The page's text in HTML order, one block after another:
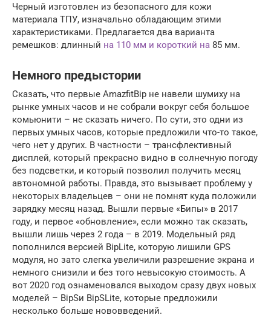
Черный изготовлен из безопасного для кожи
материала ТПУ, изначально обладающим этими
характеристиками. Предлагается два варианта
ремешков: длинный на 110 мм и короткий на 85 мм.
Немного предыстории
Сказать, что первые AmazfitBip не навели шумиху на
рынке умных часов и не собрали вокруг себя большое
комьюнити – не сказать ничего. По сути, это одни из
первых умных часов, которые предложили что-то такое,
чего нет у других. В частности – трансфлективный
дисплей, который прекрасно видно в солнечную погоду
без подсветки, и который позволил получить месяц
автономной работы. Правда, это вызывает проблему у
некоторых владельцев – они не помнят куда положили
зарядку месяц назад. Вышли первые «Бипы» в 2017
году, и первое «обновление», если можно так сказать,
вышли лишь через 2 года – в 2019. Модельный ряд
пополнился версией BipLite, которую лишили GPS
модуля, но зато слегка увеличили разрешение экрана и
немного снизили и без того невысокую стоимость. А
вот 2020 год ознаменовался выходом сразу двух новых
моделей – BipSи BipSLite, которые предложили
несколько больше нововведений.